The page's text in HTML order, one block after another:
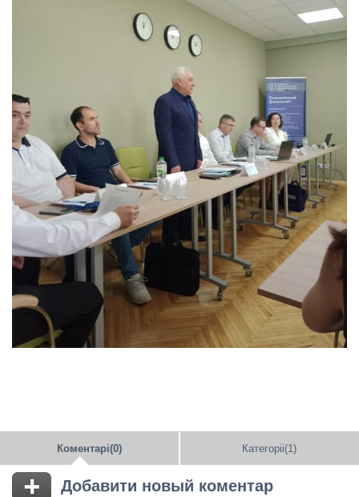
Коментарі(0) Категоріі(1)
Добавити новый коментар